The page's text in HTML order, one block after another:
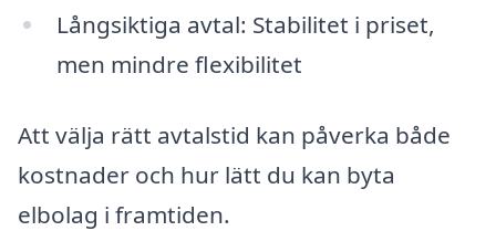
Långsiktiga avtal: Stabilitet i priset,
men mindre flexibilitet
Att välja rätt avtalstid kan påverka både
kostnader och hur lätt du kan byta
elbolag i framtiden.